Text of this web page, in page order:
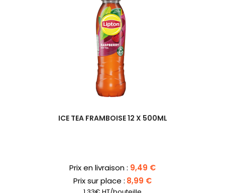
ICE TEA FRAMBOISE 12 X 500ML
Prix
Prix en livraison : 9,49 €
Prix sur place : 8,99 €